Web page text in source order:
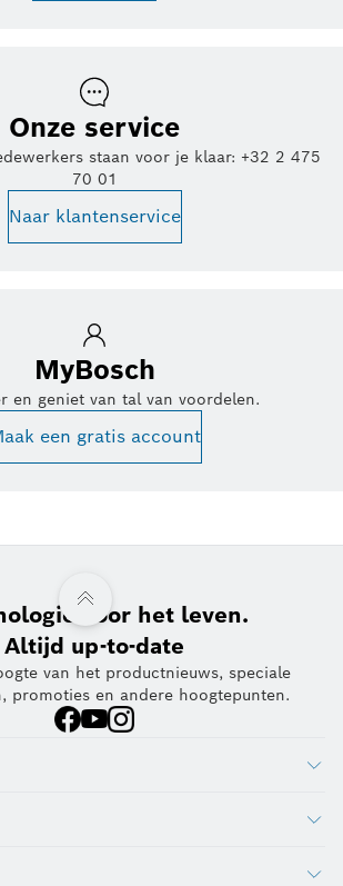
Onze service
staan voor je klaar: +32 2 475
70 01
Naar klantenservice
MyBosch
en geniet van tal van voordelen.
een gratis account
voor het leven.
Altijd up-to-date
van het productnieuws, speciale
promoties en andere hoogtepunten.